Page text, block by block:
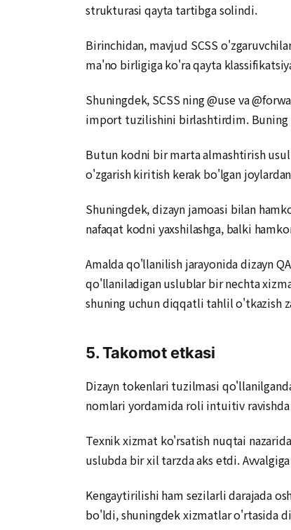
strukturasi qayta tartibga solindi.
Birinchidan, mavjud SCSS
ma'no birligiga ko'ra qayta
Shuningdek, SCSS ning @use va
import tuzilishini birlashtirdim. Buning
Butun kodni bir marta almashtirish
o'zgarish kiritish kerak bo'lgan
Shuningdek, dizayn jamoasi bilan
nafaqat kodni yaxshilashga, balki
Amalda qo'llanilish jarayonida dizayn
qo'llaniladigan uslublar bir nechta
shuning uchun diqqatli tahlil o'tkazish
5. Takomot etkasi
Dizayn tokenlari tuzilmasi
nomlari yordamida roli intuitiv
Texnik xizmat ko'rsatish nuqtai
uslubda bir xil tarzda aks etdi.
Kengaytirilishi ham sezilarli darajada
bo'ldi, shuningdek xizmatlar o'rtasida